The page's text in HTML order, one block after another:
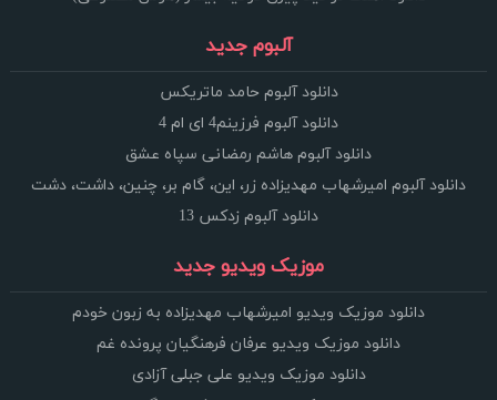
آلبوم جدید
دانلود آلبوم حامد ماتریکس
دانلود آلبوم فرزینم4 ای ام 4
دانلود آلبوم هاشم رمضانی سپاه عشق
دانلود آلبوم امیرشهاب مهدیزاده زر، این، گام بر، چنین، داشت، دشت
دانلود آلبوم زدکس 13
موزیک ویدیو جدید
دانلود موزیک ویدیو امیرشهاب مهدیزاده به زبون خودم
دانلود موزیک ویدیو عرفان فرهنگیان پرونده غم
دانلود موزیک ویدیو علی جبلی آزادی